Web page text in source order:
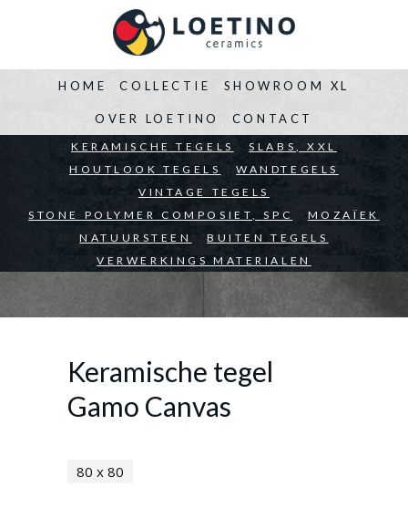
HOME
BEDRIJVEN ARCHITECTEN PARTICULIEREN
COLLECTIE
KERAMISCHE TEGELS
SLABS, XXL
HOUTLOOK TEGELS
WANDTEGELS
VINTAGE TEGELS
STONE POLYMER COMPOSIET, SPC
MOZAÏEK
NATUURSTEEN
BUITEN TEGELS
VERWERKINGS MATERIALEN
SHOWROOM XL
OVER LOETINO CONTACT
Keramische tegel
Gamo Canvas
80 x 80